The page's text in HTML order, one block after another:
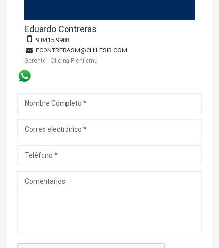
Eduardo Contreras
9 8415 9988
ECONTRERASM@CHILESIR.COM
Gerente - Oficina Pichilemu